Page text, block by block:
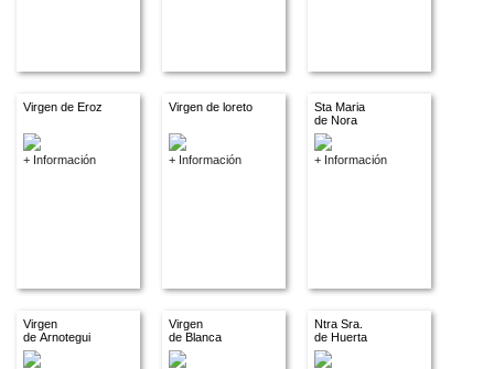
Virgen de Eroz
+ Información
Virgen de loreto
+ Información
Sta Maria
de Nora
+ Información
Virgen
de Arnotegui
Virgen
de Blanca
Ntra Sra.
de Huerta